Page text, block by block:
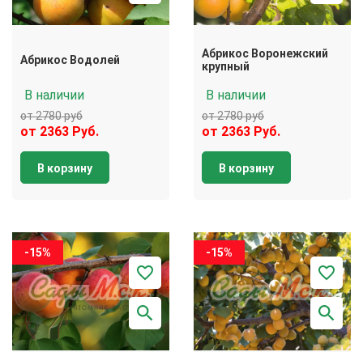
Абрикос Водолей
В наличии
от 2780 руб
от 2363 Руб.
В корзину
Абрикос Воронежский
крупный
В наличии
от 2780 руб
от 2363 Руб.
В корзину
-15% -15%